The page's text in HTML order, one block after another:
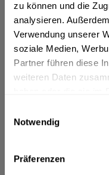
zu können und die
analysieren.
Verwendung unserer
soziale Medien,
Partner führen diese
weiteren Daten
Notwendig
Präferenzen
Zutaten und Allergene
Wasser, Glucose-
Getränkegrundstoff
Nährwertangaben
Fettsäuren 0 g